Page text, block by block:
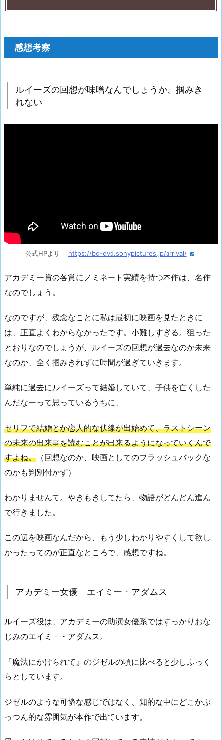
感想考察
ルイーズの回想が味噌なんでしょうか、掴みき
れない
公式HPより https://bd-dvd.sonypictures.jp/arrival/
アカデミー賞の各賞にノミネート実績を持つ本作は、名作
なのでしょう。
なのですが、残念なことに私は最初に映画を見たときに
は、正直よくわからなかったです。小難しすぎる。狙った
とおりなのでしょうが、ルイーズの回想が過去なのか未来
なのか、全く掴みきれずに時間が過ぎていきます。
単純に過去にルイーズって結婚していて、子供を亡くした
んだなーって思っているうちに、
セリフで結婚とか恋人的な伏線が出始めて、ラストシーン
の未来の出来事を読むことが出来るようになっていくんで
すよね。 （回想なのか、映画としてのフラッシュバックな
のかも判別付かず）
わかりませんて。やきもきしてたら、物語がどんどん進ん
で行きました。
この辺を映画なんだから、もう少しわかりやすくして欲し
かったってのが正直なところで、感想ですね。
アカデミー女優 エイミー・アダムス
ルイーズ役は、アカデミーの助演女優系ではすっかりおな
じみのエイミ－・アダムス。
『魔法にかけられて』のジゼルの頃に比べると少しふっく
らとしています。
ジゼルのような可憐な感じではなく、知的な中にどこかぷ
っつん的な雰囲気が本作で出ています。